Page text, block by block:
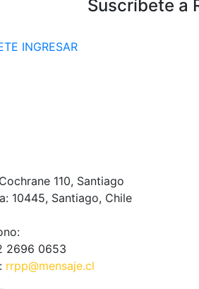
Suscríbete a
INGRESAR
110, Santiago
10445, Santiago, Chile
2696 0653
rrpp@mensaje.cl